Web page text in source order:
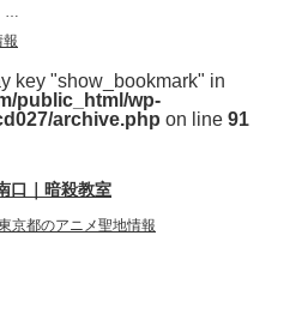
…
key "show_bookmark" in
public_html/wp-
archive.php on line 91
口｜暗殺教室
京都のアニメ聖地情報